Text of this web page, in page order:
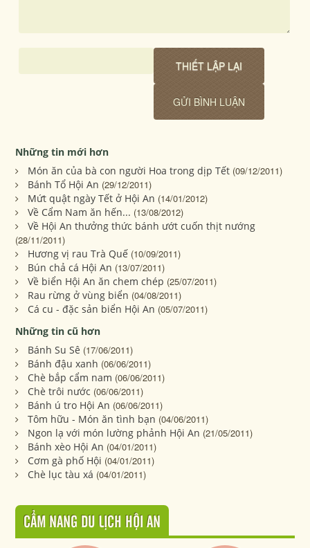
Những tin mới hơn
Món ăn của bà con người Hoa trong dịp Tết (09/12/2011)
Bánh Tổ Hội An (29/12/2011)
Mứt quật ngày Tết ở Hội An (14/01/2012)
Về Cẩm Nam ăn hến... (13/08/2012)
Về Hội An thưởng thức bánh ướt cuốn thịt nướng
(28/11/2011)
Hương vị rau Trà Quế (10/09/2011)
Bún chả cá Hội An (13/07/2011)
Về biển Hội An ăn chem chép (25/07/2011)
Rau rừng ở vùng biển (04/08/2011)
Cá cu - đặc sản biển Hội An (05/07/2011)
Những tin cũ hơn
Bánh Su Sê (17/06/2011)
Bánh đậu xanh (06/06/2011)
Chè bắp cẩm nam (06/06/2011)
Chè trôi nước (06/06/2011)
Bánh ú tro Hội An (06/06/2011)
Tôm hữu - Món ăn tình bạn (04/06/2011)
Ngon lạ với món lường phảnh Hội An (21/05/2011)
Bánh xèo Hội An (04/01/2011)
Cơm gà phố Hội (04/01/2011)
Chè lục tàu xá (04/01/2011)
CẨM NANG DU LỊCH HỘI AN